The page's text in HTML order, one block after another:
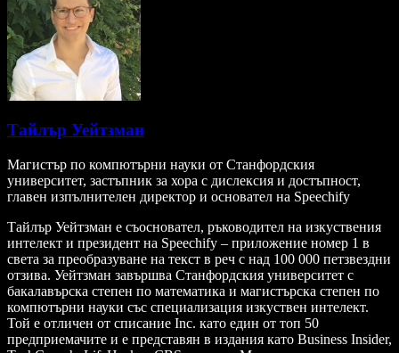
Тайлър Уейтзман
Магистър по компютърни науки от Станфордския
университет, застъпник за хора с дислексия и достъпност,
главен изпълнителен директор и основател на Speechify
Тайлър Уейтзман е съосновател, ръководител на изкуствения
интелект и президент на Speechify – приложение номер 1 в
света за преобразуване на текст в реч с над 100 000 петзвездни
отзива. Уейтзман завършва Станфордския университет с
бакалавърска степен по математика и магистърска степен по
компютърни науки със специализация изкуствен интелект.
Той е отличен от списание Inc. като един от топ 50
предприемачите и е представян в издания като Business Insider,